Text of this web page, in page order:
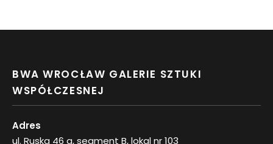
BWA WROCŁAW GALERIE SZTUKI
WSPÓŁCZESNEJ
Adres
ul. Ruska 46 a, segment B, lokal nr 103